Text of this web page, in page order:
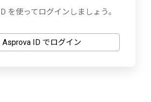
を使ってログインしましょう。
Asprova ID でログイン